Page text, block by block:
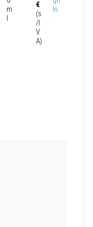
m
l
€
(s
/I
V
A)
In